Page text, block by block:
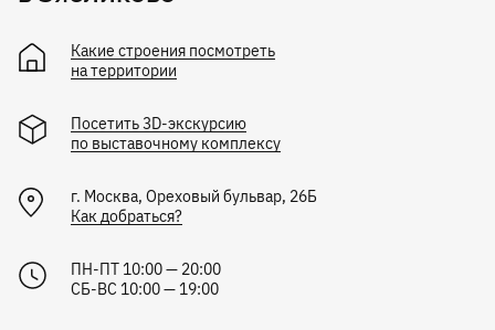
Какие строения посмотреть
на территории
Посетить 3D-экскурсию
по выставочному комплексу
г. Москва, Ореховый бульвар, 26Б
Как добраться?
ПН-ПТ 10:00 — 20:00
СБ-ВС 10:00 — 19:00